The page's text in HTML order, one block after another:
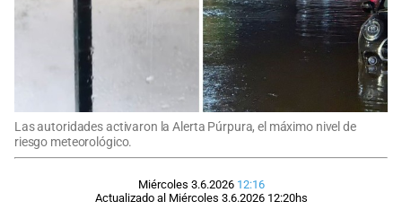
Las autoridades activaron la Alerta Púrpura, el máximo nivel de
riesgo meteorológico.
Miércoles 3.6.2026 12:16
Actualizado al Miércoles 3.6.2026 12:20hs